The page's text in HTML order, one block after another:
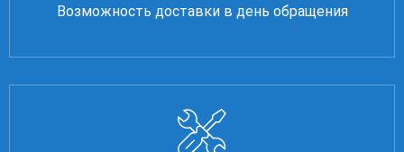
Возможность доставки в день обращения